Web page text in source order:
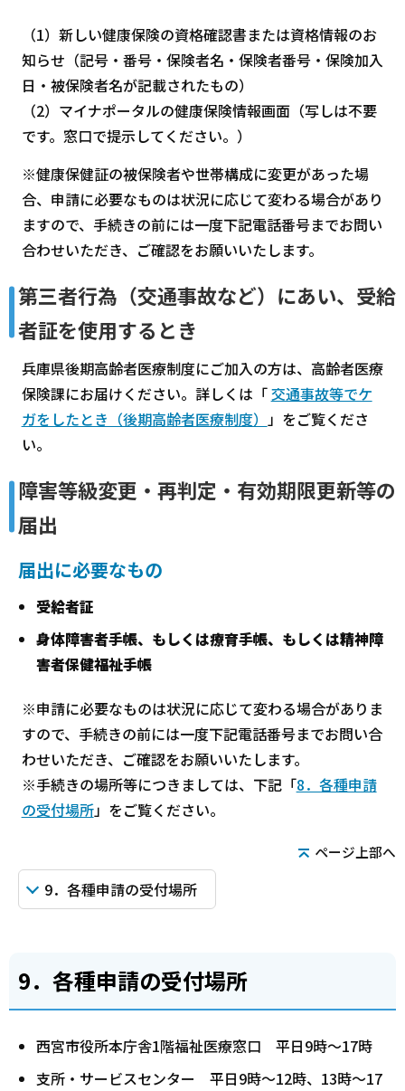
（1）新しい健康保険の資格確認書または資格情報のお
知らせ（記号・番号・保険者名・保険者番号・保険加入
日・被保険者名が記載されたもの）
（2）マイナポータルの健康保険情報画面（写しは不要
です。窓口で提示してください。）
※健康保健証の被保険者や世帯構成に変更があった場
合、申請に必要なものは状況に応じて変わる場合があり
ますので、手続きの前には一度下記電話番号までお問い
合わせいただき、ご確認をお願いいたします。
第三者行為（交通事故など）にあい、受給
者証を使用するとき
兵庫県後期高齢者医療制度にご加入の方は、高齢者医療
保険課にお届けください。詳しくは「交通事故等でケ
ガをしたとき（後期高齢者医療制度）
」をご覧くださ
い。
障害等級変更・再判定・有効期限更新等の
届出
届出に必要なもの
受給者証
身体障害者手帳、もしくは療育手帳、もしくは精神障
害者保健福祉手帳
※申請に必要なものは状況に応じて変わる場合がありま
すので、手続きの前には一度下記電話番号までお問い合
わせいただき、ご確認をお願いいたします。
※手続きの場所等につきましては、下記「8．各種申請
の受付場所」をご覧ください。
ページ上部へ
9．各種申請の受付場所
9．各種申請の受付場所
西宮市役所本庁舎1階福祉医療窓口 平日9時～17時
支所・サービスセンター 平日9時～12時、13時～17